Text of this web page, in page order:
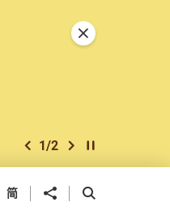
上一個
1/2 下一個開始/暫停幻燈
關閉特別通告
简 分享到 開啟搜尋框